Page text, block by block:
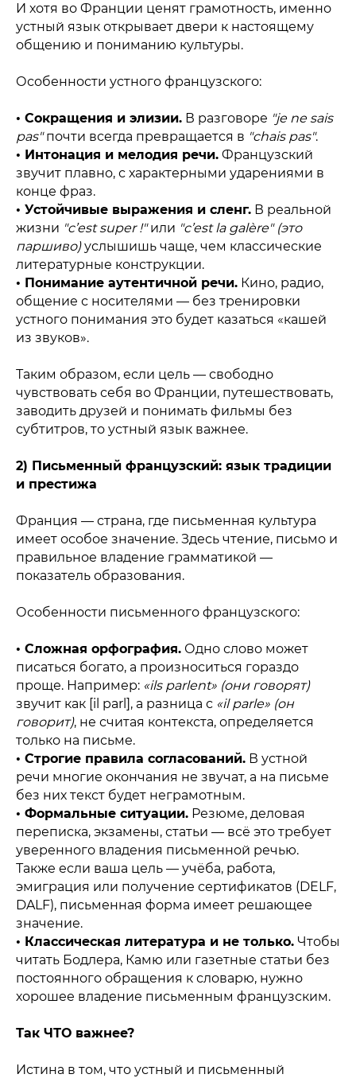
И хотя во Франции ценят грамотность, именно
устный язык открывает двери к настоящему
общению и пониманию культуры.
Особенности устного французского:
• Сокращения и элизии. В разговоре "je ne sais
pas"почти всегда превращается в "chais pas".
• Интонация и мелодия речи. Французский
звучит плавно, с характерными ударениями в
конце фраз.
• Устойчивые выражения и сленг. В реальной
жизни "c’est super !"или "c’est la galère" (это
паршиво)услышишь чаще, чем классические
литературные конструкции.
• Понимание аутентичной речи. Кино, радио,
общение с носителями — без тренировки
устного понимания это будет казаться «кашей
из звуков».
Таким образом, если цель — свободно
чувствовать себя во Франции, путешествовать,
заводить друзей и понимать фильмы без
субтитров, то устный язык важнее.
2) Письменный французский: язык традиции
и престижа
Франция — страна, где письменная культура
имеет особое значение. Здесь чтение, письмо и
правильное владение грамматикой —
показатель образования.
Особенности письменного французского:
• Сложная орфография. Одно слово может
писаться богато, а произноситься гораздо
проще. Например: «ils parlent» (они говорят)
звучит как [il parl], а разница с «il parle» (он
говорит), не считая контекста, определяется
только на письме.
• Строгие правила согласований. В устной
речи многие окончания не звучат, а на письме
без них текст будет неграмотным.
• Формальные ситуации. Резюме, деловая
переписка, экзамены, статьи — всё это требует
уверенного владения письменной речью.
Также если ваша цель — учёба, работа,
эмиграция или получение сертификатов (DELF,
DALF), письменная форма имеет решающее
значение.
• Классическая литература и не только. Чтобы
читать Бодлера, Камю или газетные статьи без
постоянного обращения к словарю, нужно
хорошее владение письменным французским.
Так ЧТО важнее?
Истина в том, что устный и письменный